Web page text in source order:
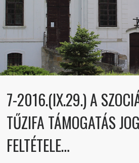
7-2016.(IX.29.) A
TŰZIFA TÁMOGATÁS
FELTÉTELE…